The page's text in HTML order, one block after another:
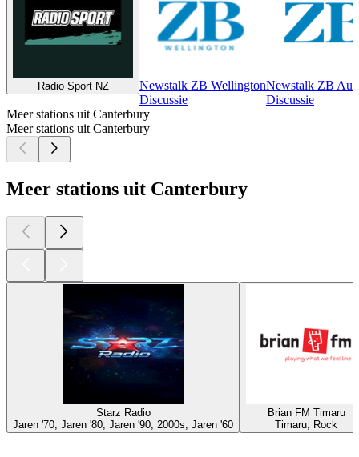
Radio Sport NZ
Newstalk ZB Wellington
Discussie
Newstalk ZB
Discussie
Meer stations uit Canterbury
Meer stations uit Canterbury
Meer stations uit Canterbury
Starz Radio
Jaren '70, Jaren '80, Jaren '90, 2000s, Jaren '60
Brian FM Timaru
Timaru, Rock